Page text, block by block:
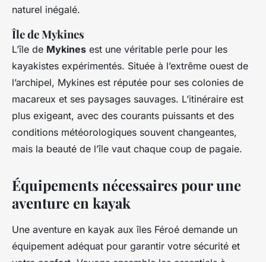
naturel inégalé.
Île de Mykines
L’île de Mykines est une véritable perle pour les
kayakistes expérimentés. Située à l’extrême ouest de
l’archipel, Mykines est réputée pour ses colonies de
macareux et ses paysages sauvages. L’itinéraire est
plus exigeant, avec des courants puissants et des
conditions météorologiques souvent changeantes,
mais la beauté de l’île vaut chaque coup de pagaie.
Équipements nécessaires pour une
aventure en kayak
Une aventure en kayak aux îles Féroé demande un
équipement adéquat pour garantir votre sécurité et